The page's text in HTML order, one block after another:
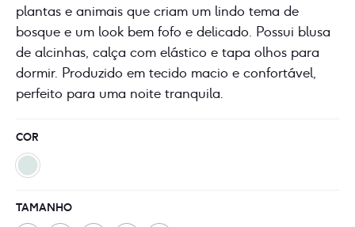
plantas e animais que criam um lindo tema de
bosque e um look bem fofo e delicado. Possui blusa
de alcinhas, calça com elástico e tapa olhos para
dormir. Produzido em tecido macio e confortável,
perfeito para uma noite tranquila.
COR
TAMANHO